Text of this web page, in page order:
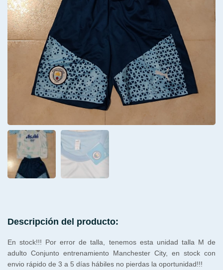
Descripción del producto:
En stock!!! Por error de talla, tenemos esta unidad talla M de
adulto Conjunto entrenamiento Manchester City, en stock con
envio rápido de 3 a 5 días hábiles no pierdas la oportunidad!!!